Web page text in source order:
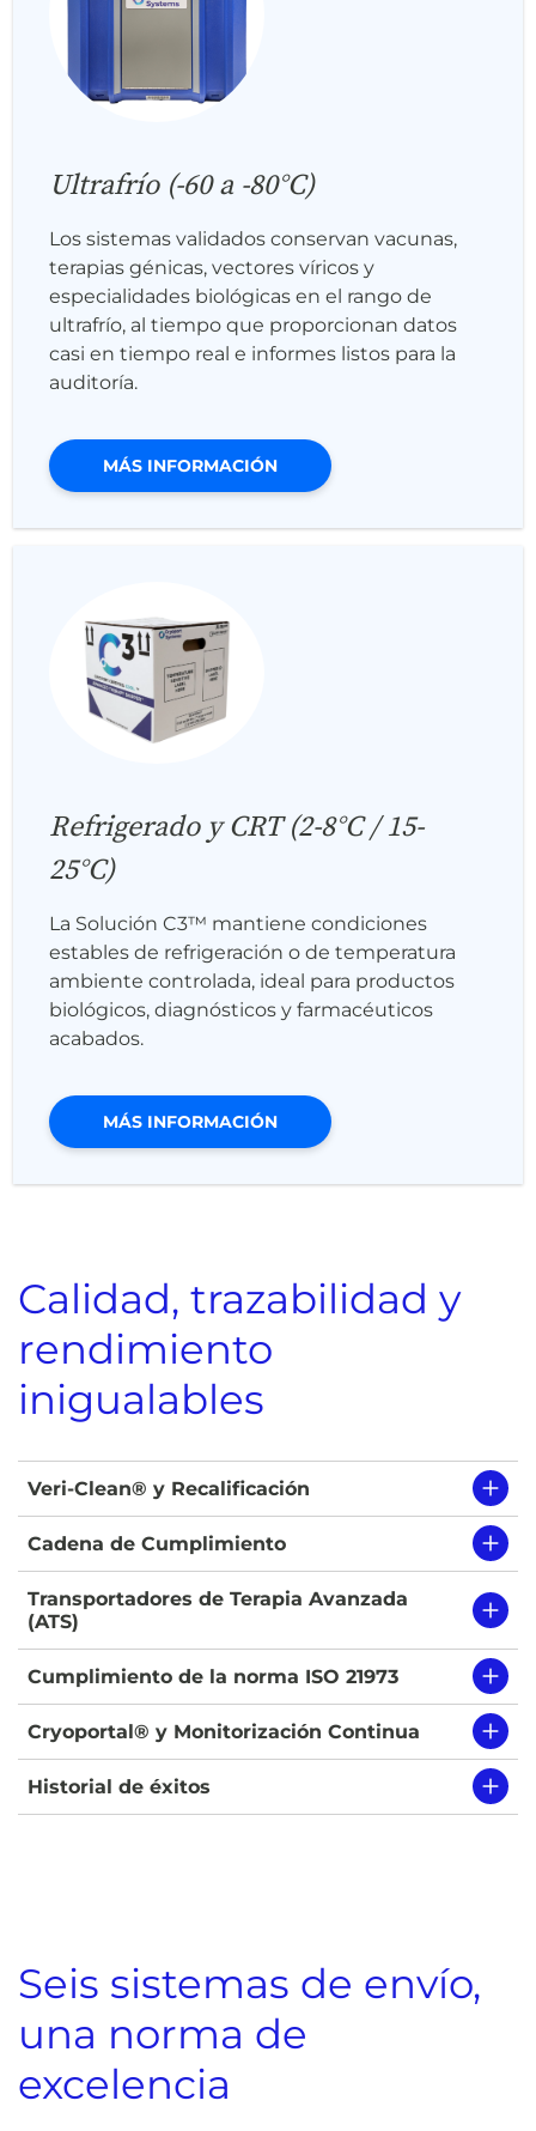
Ultrafrío (-60 a -80°C)
Los sistemas validados conservan vacunas,
terapias génicas, vectores víricos y
especialidades biológicas en el rango de
ultrafrío, al tiempo que proporcionan datos
casi en tiempo real e informes listos para la
auditoría.
MÁS INFORMACIÓN
Refrigerado y CRT (2-8°C / 15-
25°C)
La Solución C3™ mantiene condiciones
estables de refrigeración o de temperatura
ambiente controlada, ideal para productos
biológicos, diagnósticos y farmacéuticos
acabados.
MÁS INFORMACIÓN
Calidad, trazabilidad y
rendimiento
inigualables
Veri-Clean® y Recalificación
Cadena de Cumplimiento
Transportadores de Terapia Avanzada
(ATS)
Cumplimiento de la norma ISO 21973
Cryoportal® y Monitorización Continua
Historial de éxitos
Seis sistemas de envío,
una norma de
excelencia